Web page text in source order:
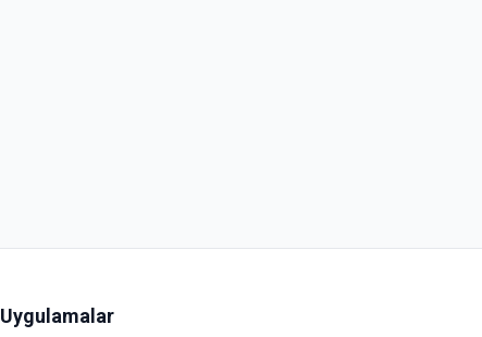
Uygulamalar